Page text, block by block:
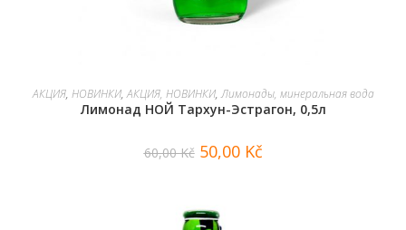
В КОРЗИНУ
АКЦИЯ, НОВИНКИ,АКЦИЯ, НОВИНКИ,Лимонады, минеральная вода
Лимонад НОЙ Тархун-Эстрагон, 0,5л
60,00Kč 50,00 Kč